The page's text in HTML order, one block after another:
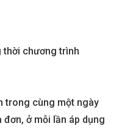
thời chương trình
trong cùng một ngày
ở mỗi lần áp dụng